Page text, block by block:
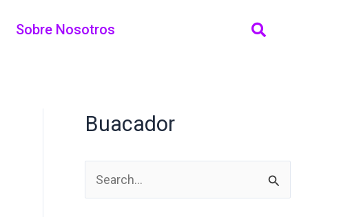
Sobre Nosotros
Buacador